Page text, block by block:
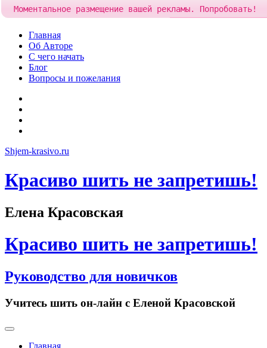
Skip
content
Главная
Об Авторе
С чего начать
Блог
Вопросы и пожелания
Shjem-krasivo.ru
Красиво шить не запретишь!
Елена Красовская
Красиво шить не запретишь!
Руководство для новичков
Учитесь шить он-лайн с Еленой Красовской
Primary
Моментальное размещение вашей рекламы. Попробовать!